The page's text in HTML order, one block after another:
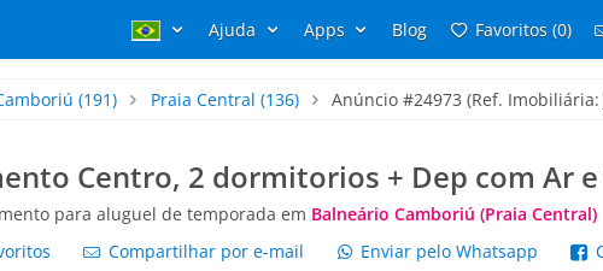
Ajuda Apps Blog Favoritos (0)
(191) Praia Central (136) Anúncio #24973 (Ref. Imobiliária:
Centro, 2 dormitorios + Dep com Ar
para aluguel de temporada em Balneário Camboriú (Praia Central)
Compartilhar por e-mail Enviar pelo Whatsapp